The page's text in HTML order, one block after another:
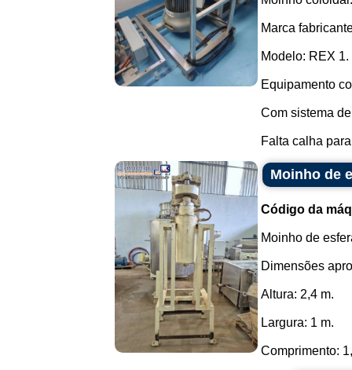
Marca
Modelo: REX 1.
Equipamento
Com sistema
Falta calha
Moinho de
Código da
Moinho de
Dimensões
Altura: 2,4 m.
Largura: 1 m.
Comprimento: